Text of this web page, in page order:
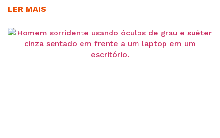
LER MAIS